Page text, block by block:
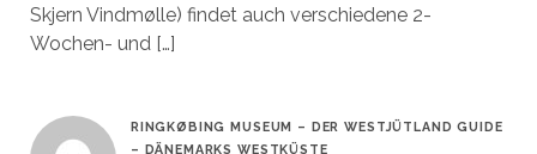
Skjern Vindmølle) findet auch verschiedene 2-
Wochen- und […]
RINGKØBING MUSEUM – DER WESTJÜTLAND GUIDE
– DÄNEMARKS WESTKÜSTE